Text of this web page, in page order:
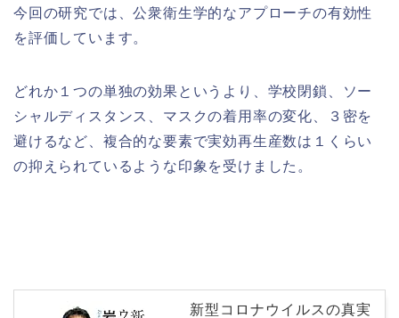
今回の研究では、公衆衛生学的なアプローチの有効性
を評価しています。
どれか１つの単独の効果というより、学校閉鎖、ソー
シャルディスタンス、マスクの着用率の変化、３密を
避けるなど、複合的な要素で実効再生産数は１くらい
の抑えられているような印象を受けました。
新型コロナウイルスの真実